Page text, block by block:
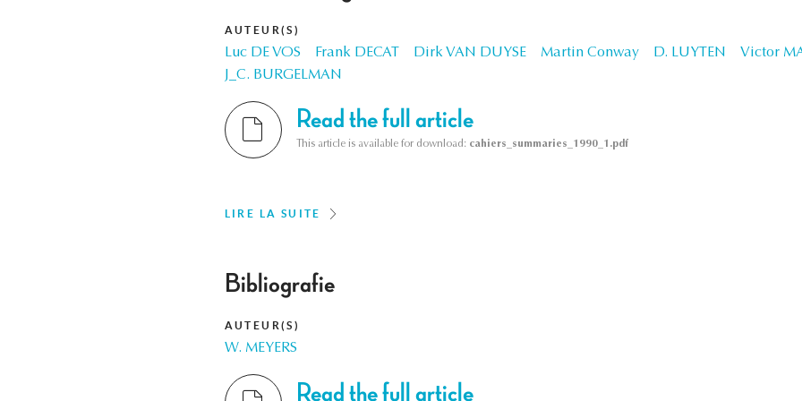
AUTEUR(S)
Luc DE VOS Frank DECAT Dirk VAN DUYSE Martin Conway D. LUYTEN
Victor
J_C. BURGELMAN
Read the full article
This article is available for download: cahiers_summaries_1990_1.pdf
LIRE LA SUITE
Bibliografie
AUTEUR(S)
W. MEYERS
Read the full article